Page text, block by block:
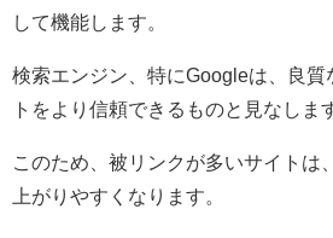
して機能します。
検索エンジン、特にGoogleは、良質
トをより信頼できるものと見なしま
このため、被リンクが多いサイトは
上がりやすくなります。